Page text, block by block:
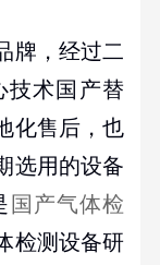
牌，经过二
技术国产替
化售后，也
选用的设备
国产气体检
检测设备研